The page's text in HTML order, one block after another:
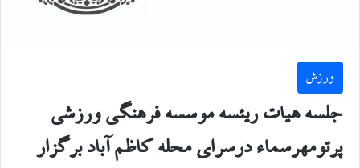
ورزش
جلسه هیات ریئسه موسسه فرهنگی ورزشی
پرتومهرسماء درسرای محله کاظم آباد برگزار